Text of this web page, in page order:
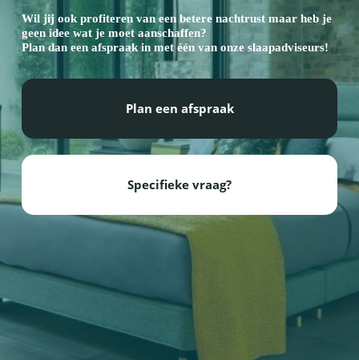
Wil jij ook profiteren van een betere nachtrust maar heb je
geen idee wat je moet aanschaffen?
Plan dan een afspraak in met één van onze slaapadviseurs!
Plan een afspraak
Specifieke vraag?